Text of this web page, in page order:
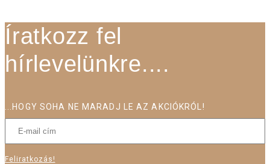
Íratkozz fel
hírlevelünkre....
...HOGY SOHA NE MARADJ LE AZ AKCIÓKRÓL!
Feliratkozás!